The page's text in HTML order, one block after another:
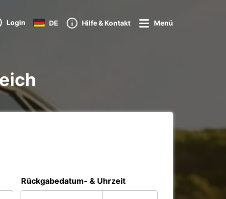
Login DE Hilfe & Kontakt Menü
Rückgabedatum- & Uhrzeit